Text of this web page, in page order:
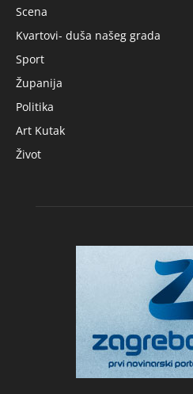
Scena
Kvartovi- duša našeg grada
Sport
Županija
Politika
Art Kutak
Život